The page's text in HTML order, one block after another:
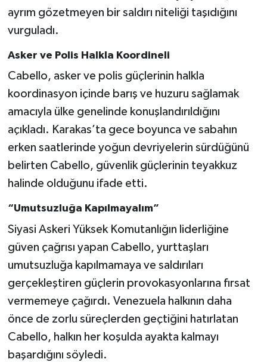
ayrım gözetmeyen bir saldırı niteliği taşıdığını
vurguladı.
Asker ve Polis Halkla Koordineli
Cabello, asker ve polis güçlerinin halkla
koordinasyon içinde barış ve huzuru sağlamak
amacıyla ülke genelinde konuşlandırıldığını
açıkladı. Karakas’ta gece boyunca ve sabahın
erken saatlerinde yoğun devriyelerin sürdüğünü
belirten Cabello, güvenlik güçlerinin teyakkuz
halinde olduğunu ifade etti.
“Umutsuzluğa Kapılmayalım”
Siyasi Askeri Yüksek Komutanlığın liderliğine
güven çağrısı yapan Cabello, yurttaşları
umutsuzluğa kapılmamaya ve saldırıları
gerçekleştiren güçlerin provokasyonlarına fırsat
vermemeye çağırdı. Venezuela halkının daha
önce de zorlu süreçlerden geçtiğini hatırlatan
Cabello, halkın her koşulda ayakta kalmayı
başardığını söyledi.